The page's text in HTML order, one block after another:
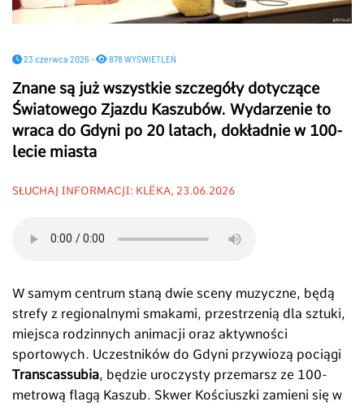
23 czerwca 2026 - 878 WYŚWIETLEŃ
Znane są już wszystkie szczegóły dotyczące
Światowego Zjazdu Kaszubów. Wydarzenie to
wraca do Gdyni po 20 latach, dokładnie w 100-
lecie miasta
SŁUCHAJ INFORMACJI: KLËKA, 23.06.2026
W samym centrum staną dwie sceny muzyczne, będą
strefy z regionalnymi smakami, przestrzenią dla sztuki,
miejsca rodzinnych animacji oraz aktywności
sportowych. Uczestników do Gdyni przywiozą pociągi
Transcassubia, będzie uroczysty przemarsz ze 100-
metrową flagą Kaszub. Skwer Kościuszki zamieni się w